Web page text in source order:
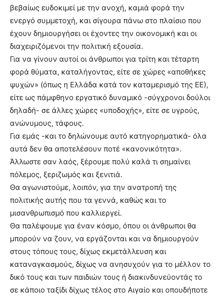
βεβαίως ευδοκιμεί με την ανοχή, καμιά φορά την
ενεργό συμμετοχή, και σίγουρα πάνω στο πλαίσιο που
έχουν δημιουργήσει οι έχοντες την οικονομική και οι
διαχειριζόμενοι την πολιτική εξουσία.
Για να γίνουν αυτοί οι άνθρωποι για τρίτη και τέταρτη
φορά θύματα, καταλήγοντας, είτε σε χώρες «αποθήκες
ψυχών» (όπως η Ελλάδα κατά τον καταμερισμό της ΕΕ),
είτε ως πάμφθηνο εργατικό δυναμικό -σύγχρονοι δούλοι
δηλαδή- σε άλλες χώρες «υποδοχής», είτε σε υγρούς,
ανώνυμους, τάφους.
Για εμάς -και το δηλώνουμε αυτό κατηγορηματικά- όλα
αυτά δεν θα αποτελέσουν ποτέ «κανονικότητα».
Άλλωστε σαν λαός, ξέρουμε πολύ καλά τι σημαίνει
πόλεμος, ξεριζωμός και ξενιτιά.
Θα αγωνιστούμε, λοιπόν, για την ανατροπή της
πολιτικής αυτής που τα γεννά, καθώς και το
μισανθρωπισμό που καλλιεργεί.
Θα παλέψουμε για έναν κόσμο, όπου οι άνθρωποι θα
μπορούν να ζουν, να εργάζονται και να δημιουργούν
στους τόπους τους, δίχως εκμετάλλευση και
καταναγκασμούς, δίχως να ανησυχούν για το μέλλον το
δικό τους και των παιδιών τους ή διακινδυνεύοντάς το
σε κάποιο ταξίδι δίχως τέλος στο Αιγαίο και οπουδήποτε